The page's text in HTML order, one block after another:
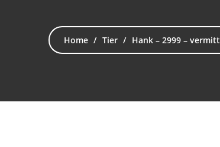
Home Tier Hank – 2999 –